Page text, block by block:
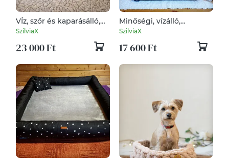
VÍz, szőr és kaparásálló,
megfordítható,
kutyafekhely, kutyaágy
SzilviaX
23 000 Ft
Minőségi, vízálló,
lehúzható és mosható
SzilviaX
17 600 Ft